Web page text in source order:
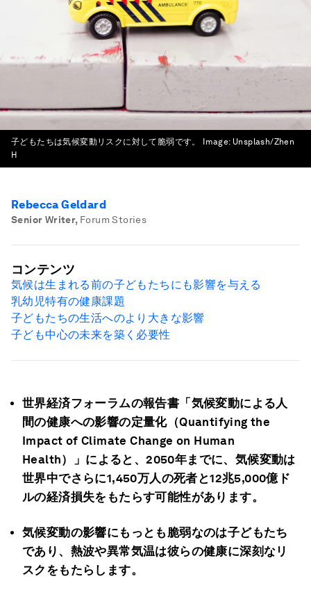
子どもたちは気候変動リスクに対して脆弱です。 Image: Unsplash/Zhen
H
Rebecca Geldard
Senior Writer, Forum Stories
世界経済フォーラムの報告書「気候変動による人
間の健康への影響の定量化（Quantifying the
Impact of Climate Change on Human
Health）
」によると、2050年までに、気候変動は
世界中でさらに1,450万人の死者と12兆5,000億ド
ルの経済損失をもたらす可能性があります。
気候変動の影響にもっとも脆弱なのは子どもたち
であり、熱波や異常気温は彼らの健康に深刻なリ
スクをもたらします。
コンテンツ
気候は生まれる前の子どもたちにも影響を与える
乳幼児特有の健康課題
子どもたちの生活へのより大きな影響
子ども中心の未来を築く必要性